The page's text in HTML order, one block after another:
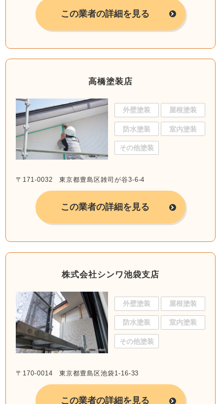
この業者の詳細を見る
高橋塗装店
外壁塗装 屋根塗装
防水塗装 室内塗装
その他塗装
〒171-0032 東京都豊島区雑司が谷3-6-4
この業者の詳細を見る
株式会社シンワ池袋支店
外壁塗装 屋根塗装
防水塗装 室内塗装
その他塗装
〒170-0014 東京都豊島区池袋1-16-33
この業者の詳細を見る